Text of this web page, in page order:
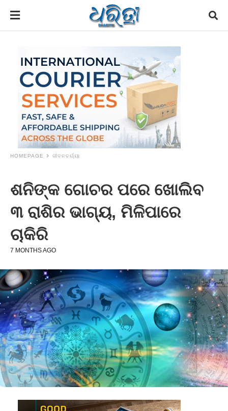
HOMEPAGE ଜୀବନଚର୍ଯ୍ୟା
ଶନିଙ୍କ ଗୋଚର ପରେ ଖୋଲିବ
୩ ରାଶିର ଭାଗ୍ୟ, ମିଳିପାରେ
ଚାକିରି
7 MONTHS AGO